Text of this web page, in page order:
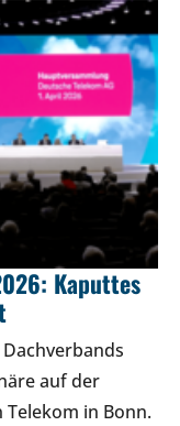
Kaputtes
auf der
in Bonn.